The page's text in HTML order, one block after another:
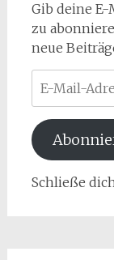
Gib deine E-
zu
neue
Mail-
Adresse
Schließe